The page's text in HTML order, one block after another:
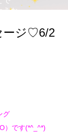
ージ♡6/2
グ
）です(*^_^*)